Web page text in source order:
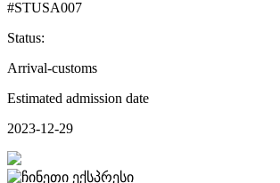
#STUSA007
Status:
Arrival-customs
Estimated admission date
2023-12-29